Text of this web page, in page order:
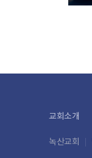
교회소개
녹산교회